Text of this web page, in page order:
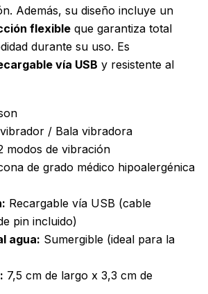
Además, su diseño incluye un
flexibleque garantiza total
durante su uso. Es
vía USB y resistente al
/ Bala vibradora
modos de vibración
de grado médico hipoalergénica
Recargable vía USB (cable
pin incluido)
agua: Sumergible (ideal para la
7,5 cm de largo x 3,3 cm de